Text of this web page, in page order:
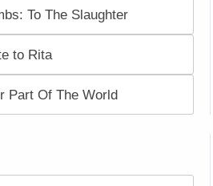
To The Slaughter
to Rita
Part Of The World